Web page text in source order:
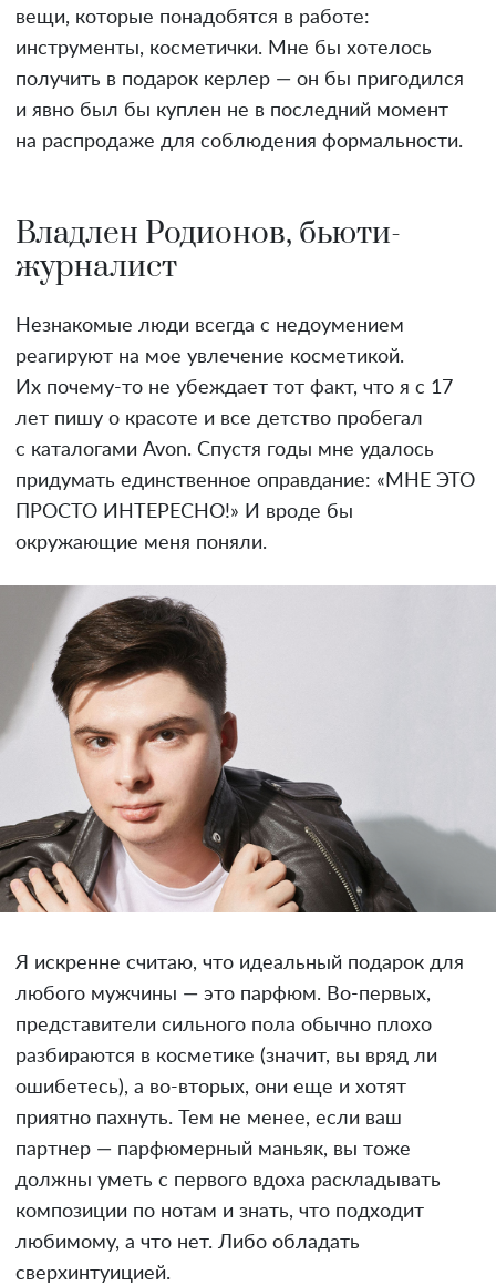
вещи, которые понадобятся в работе:
инструменты, косметички. Мне бы хотелось
получить в подарок керлер — он бы пригодился
и явно был бы куплен не в последний момент
на распродаже для соблюдения формальности.
Владлен Родионов, бьюти-
журналист
Незнакомые люди всегда с недоумением
реагируют на мое увлечение косметикой.
Их почему-то не убеждает тот факт, что я с 17
лет пишу о красоте и все детство пробегал
с каталогами Avon. Спустя годы мне удалось
придумать единственное оправдание: «МНЕ ЭТО
ПРОСТО ИНТЕРЕСНО!» И вроде бы
окружающие меня поняли.
Я искренне считаю, что идеальный подарок для
любого мужчины — это парфюм. Во-первых,
представители сильного пола обычно плохо
разбираются в косметике (значит, вы вряд ли
ошибетесь), а во-вторых, они еще и хотят
приятно пахнуть. Тем не менее, если ваш
партнер — парфюмерный маньяк, вы тоже
должны уметь с первого вдоха раскладывать
композиции по нотам и знать, что подходит
любимому, а что нет. Либо обладать
сверхинтуицией.